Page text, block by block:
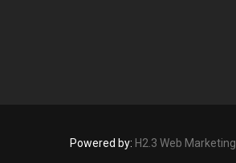
Powered by: H2.3 Web Marketing